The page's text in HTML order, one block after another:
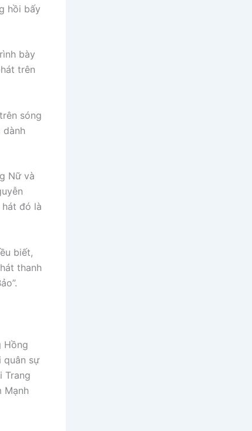
hồi bấy
bày
trên
sóng
dành
Nữ và
đó là
biết,
thanh
Hồng
quân sự
Trang
Mạnh